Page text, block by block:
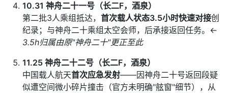
10.31 神舟二十一号（长二F，酒泉）
第二批3人乘组抵达， 首次载人状态3.5小时快速对接创
纪录；与神舟二十乘组太空会师，后承接返回任务。←
3.5h归属由原"神舟二十"更正至此
11.25 神舟二十二号（长二F，酒泉）
中国载人航天首次应急发射——因神舟二十号返回段疑
似遭空间微小碎片撞击（官方未明确"舷窗"细节），从